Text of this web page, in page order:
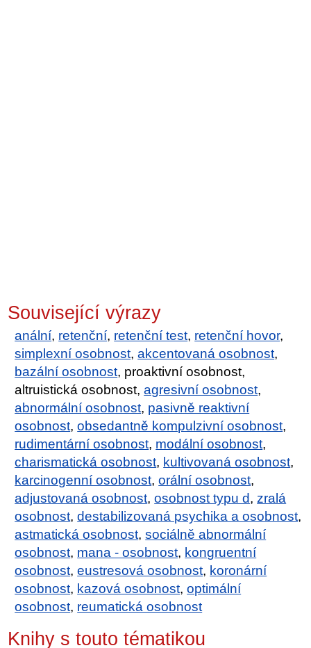
Související výrazy
anální, retenční, retenční test, retenční hovor,
simplexní osobnost,akcentovaná osobnost,
bazální osobnost, proaktivní osobnost,
altruistická osobnost,agresivní osobnost,
abnormální osobnost, pasivně reaktivní
osobnost,obsedantně kompulzivní osobnost,
rudimentární osobnost, modální osobnost,
charismatická osobnost, kultivovaná osobnost,
karcinogenní osobnost,orální osobnost,
adjustovaná osobnost,osobnost typu d,zralá
osobnost,destabilizovaná psychika a osobnost,
astmatická osobnost,sociálně abnormální
osobnost, mana - osobnost, kongruentní
osobnost,eustresová osobnost, koronární
osobnost, kazová osobnost,optimální
osobnost, reumatická osobnost
Knihy s touto tématikou